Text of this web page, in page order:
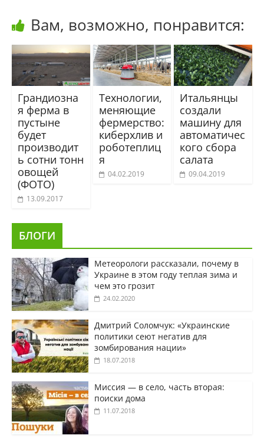
Вам, возможно, понравится:
Грандиозна
я ферма в
пустыне
будет
производит
ь сотни тонн
овощей
(ФОТО)
13.09.2017
Технологии,
меняющие
фермерство:
киберхлив и
роботеплиц
я
04.02.2019
Итальянцы
создали
машину для
автоматичес
кого сбора
салата
09.04.2019
БЛОГИ
Метеорологи рассказали, почему в
Украине в этом году теплая зима и
чем это грозит
24.02.2020
Дмитрий Соломчук: «Украинские
политики сеют негатив для
зомбирования нации»
18.07.2018
Миссия — в село, часть вторая:
поиски дома
11.07.2018